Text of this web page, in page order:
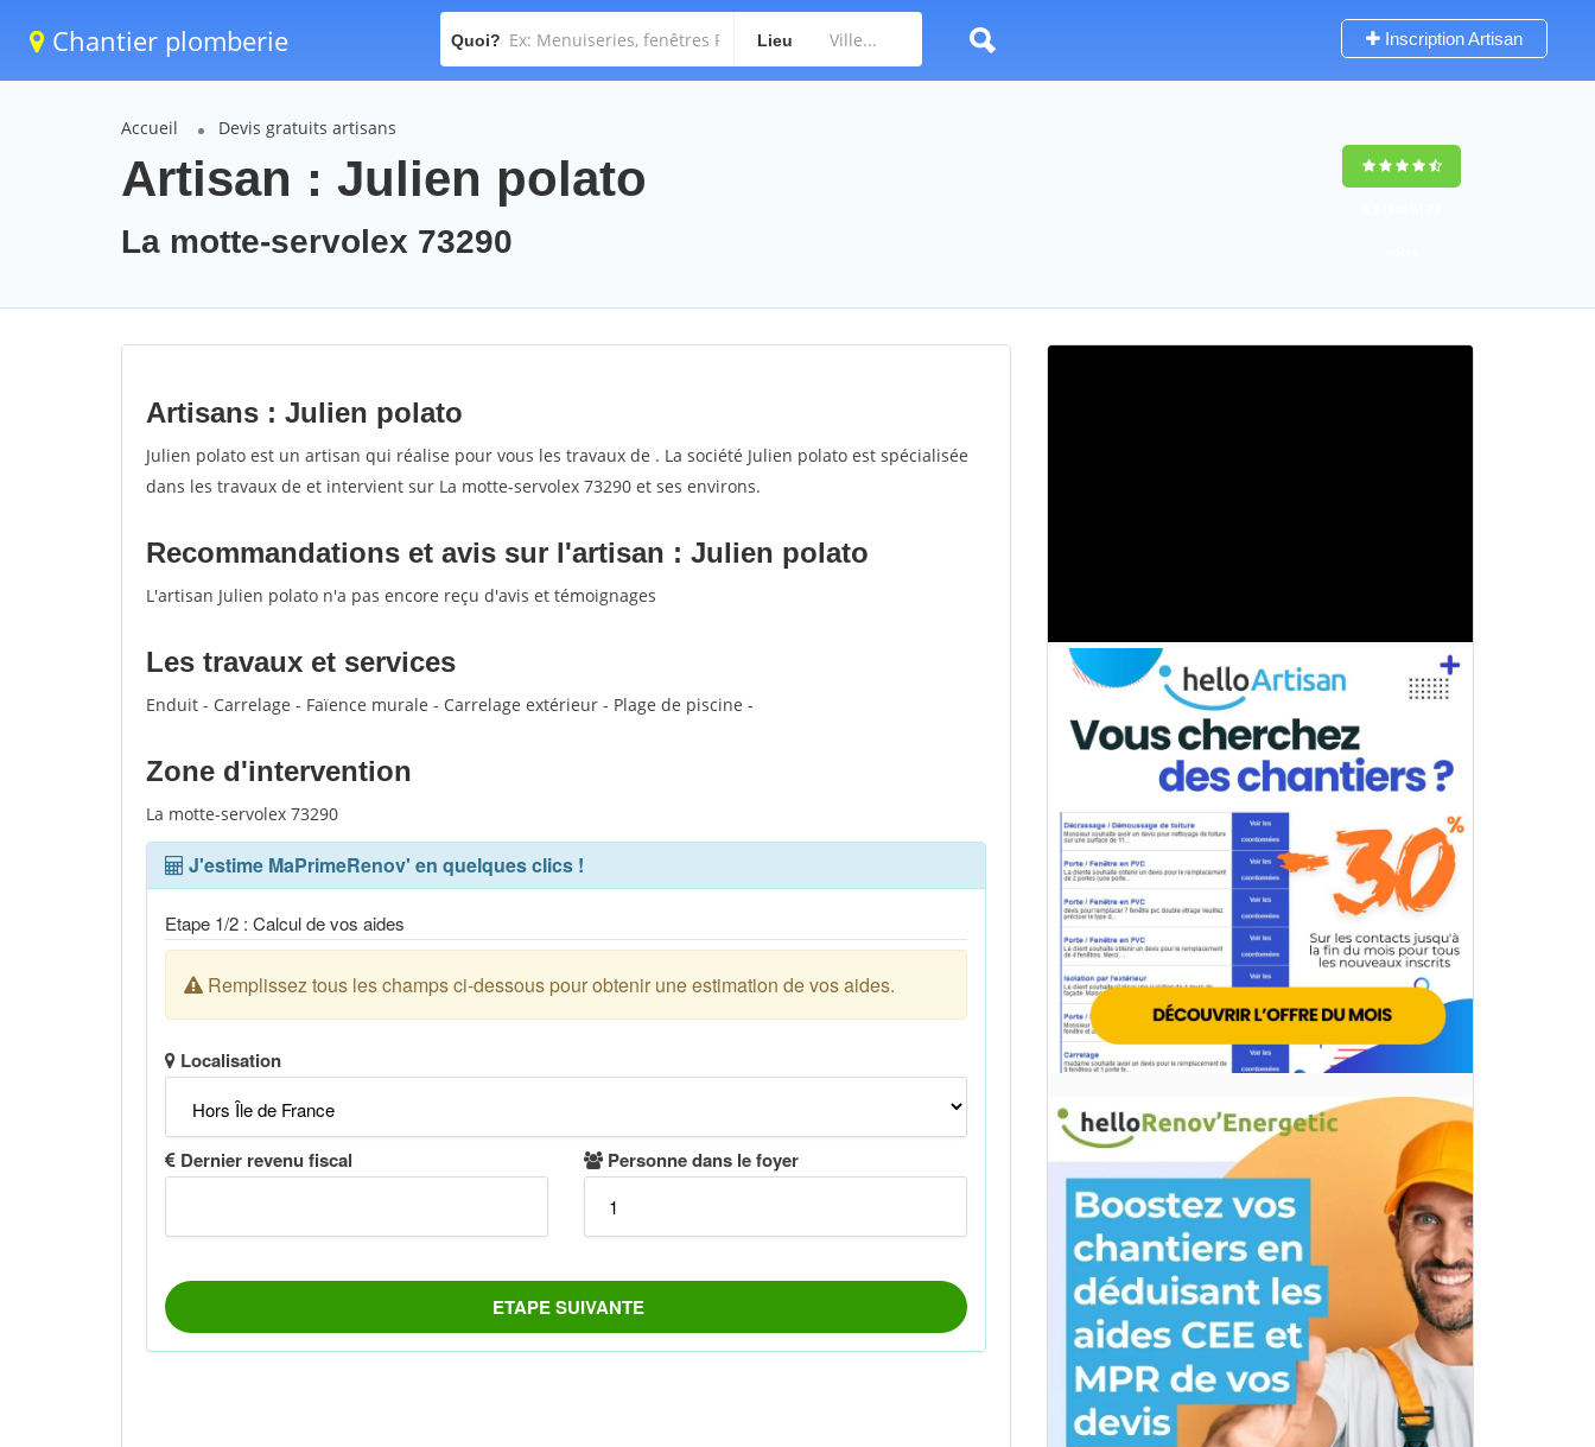
Chantier plomberie Quoi? Lieu Inscription Artisan
Accueil Devis gratuits artisans
Artisan : Julien polato
La motte-servolex 73290
Artisans : Julien polato
Julien polato est un artisan qui réalise pour vous les travaux de . La société Julien polato est spécialisée
dans les travaux de et intervient sur La motte-servolex 73290 et ses environs.
Recommandations et avis sur l'artisan : Julien polato
L'artisan Julien polato n'a pas encore reçu d'avis et témoignages
Les travaux et services
Enduit - Carrelage - Faïence murale - Carrelage extérieur - Plage de piscine -
Zone d'intervention
La motte-servolex 73290